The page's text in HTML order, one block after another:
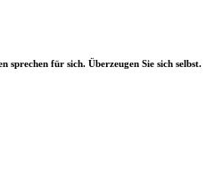
für sich. Überzeugen Sie sich selbst.